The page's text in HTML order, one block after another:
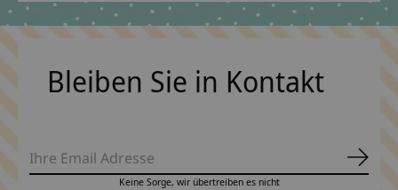
Bleiben Sie in Kontakt
Keine Sorge, wir übertreiben es nicht